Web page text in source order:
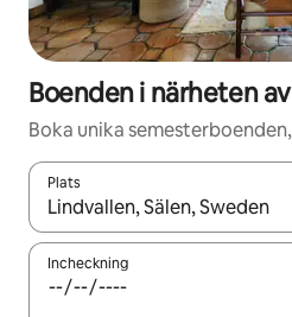
Boenden i närheten
Boka unika
Plats
När resultaten är tillgängliga
Incheckning